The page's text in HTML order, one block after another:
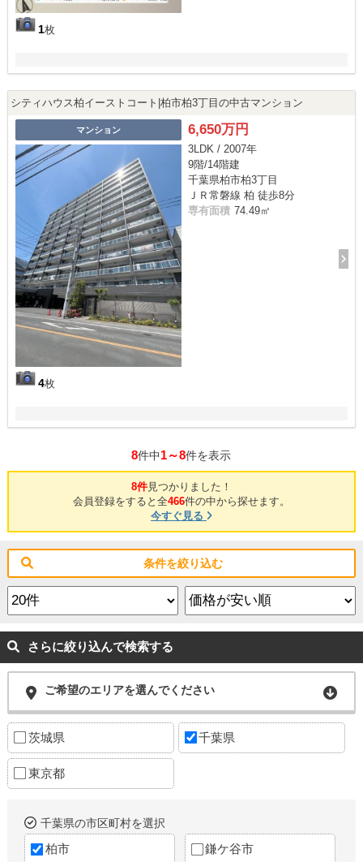
1枚
シティハウス柏イーストコート|柏市柏3丁目の中古マンション
マンション
4枚
6,650万円
3LDK / 2007年
9階/14階建
千葉県柏市柏3丁目
ＪＲ常磐線 柏 徒歩8分
専有面積 74.49㎡
8件中1～8件を表示
8件見つかりました！
会員登録をすると全466件の中から探せます。
今すぐ見る
条件を絞り込む
さらに絞り込んで検索する
ご希望のエリアを選んでください
茨城県 千葉県
東京都
千葉県の市区町村を選択
柏市 鎌ケ谷市